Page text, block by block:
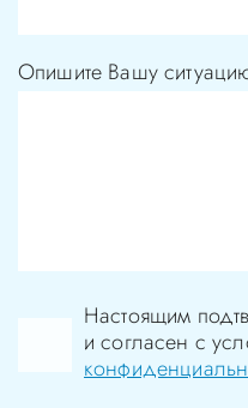
Опишите Вашу
Настоящим
и согласен с